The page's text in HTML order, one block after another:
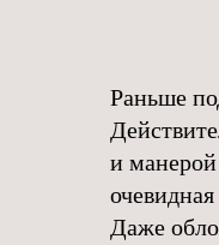
Раньше
и
Даже